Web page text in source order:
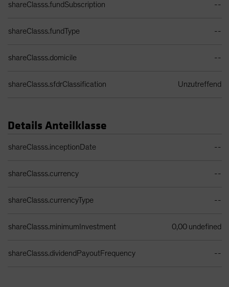
shareClasss.fundSubscription --
shareClasss.fundType --
shareClasss.domicile --
shareClasss.sfdrClassification Unzutreffend
Details Anteilklasse
shareClasss.inceptionDate --
shareClasss.currency --
shareClasss.currencyType --
shareClasss.minimumInvestment 0,00 undefined
shareClasss.dividendPayoutFrequency --